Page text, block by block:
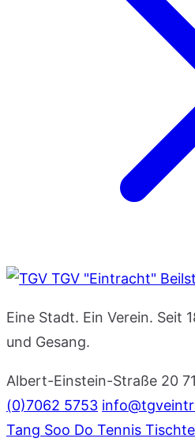
TGV "Eintracht"
Eine Stadt. Ein Verein. Seit
und Gesang.
Albert-Einstein-Straße 20
(0)7062 5753
Tang Soo Do Tennis